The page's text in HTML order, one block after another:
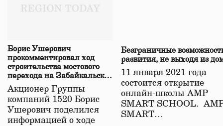
Борис Ушерович
прокомментировал ход
строительства мостового
перехода на Забайкальской
железной дороге
Акционер Группы
компаний 1520 Борис
Ушерович поделился
информацией о ходе
Безграничные
развития, не выходя из
11 января 2021 года
состоится открытие
онлайн-школы АМР
SMART SCHOOL.
SMART…